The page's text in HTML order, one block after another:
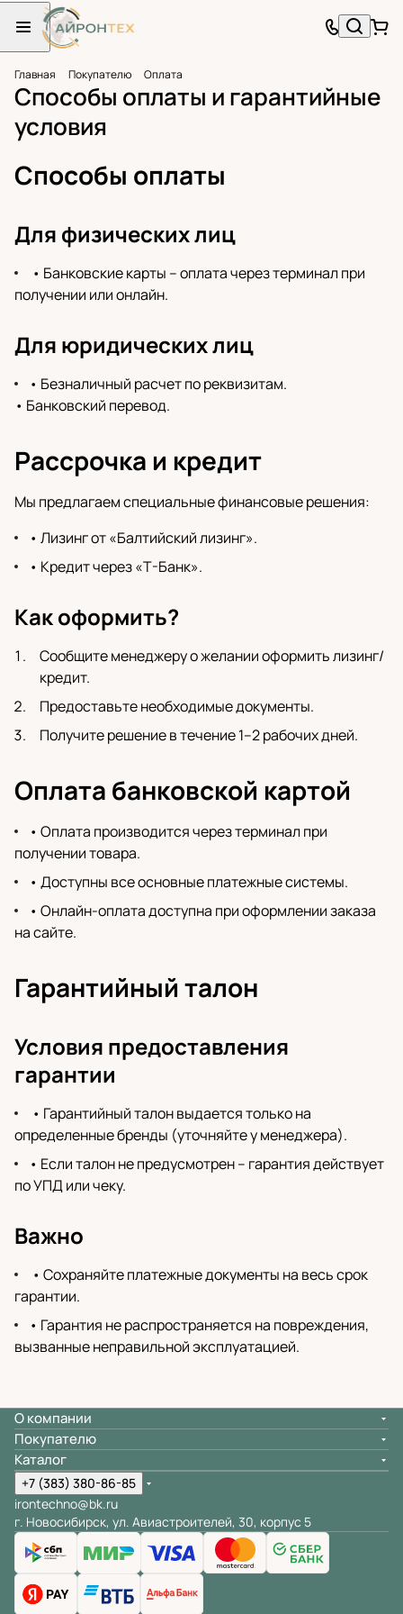
Главная Покупателю Оплата
Способы оплаты и гарантийные
условия
Способы оплаты
Для физических лиц
• Банковские карты – оплата через терминал при
получении или онлайн.
Для юридических лиц
• Безналичный расчет по реквизитам.
• Банковский перевод.
Рассрочка и кредит
Мы предлагаем специальные финансовые решения:
• Лизинг от «Балтийский лизинг».
• Кредит через «Т-Банк».
Как оформить?
Сообщите менеджеру о желании оформить лизинг/
кредит.
Предоставьте необходимые документы.
Получите решение в течение 1–2 рабочих дней.
Оплата банковской картой
• Оплата производится через терминал при
получении товара.
• Доступны все основные платежные системы.
• Онлайн-оплата доступна при оформлении заказа
на сайте.
Гарантийный талон
Условия предоставления
гарантии
• Гарантийный талон выдается только на
определенные бренды (уточняйте у менеджера).
• Если талон не предусмотрен – гарантия действует
по УПД или чеку.
Важно
• Сохраняйте платежные документы на весь срок
гарантии.
• Гарантия не распространяется на повреждения,
вызванные неправильной эксплуатацией.
О компании
Покупателю
Каталог
+7 (383) 380-86-85
irontechno@bk.ru
г. Новосибирск, ул. Авиастроителей, 30, корпус 5